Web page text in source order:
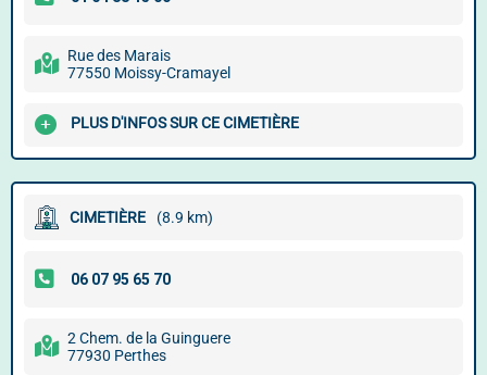
Rue des Marais
77550 Moissy-Cramayel
PLUS D'INFOS SUR CE CIMETIÈRE
CIMETIÈRE (8.9 km)
2 Chem. de la Guinguere
77930 Perthes